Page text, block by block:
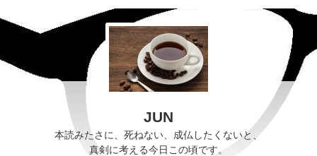
JUN
本読みたさに、死ねない、成仏したくないと、
真剣に考える今日この頃です。